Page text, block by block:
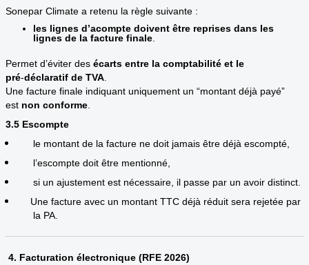
Sonepar Climate a retenu la règle suivante :
les lignes d’acompte doivent être reprises dans les
lignes de la facture finale
Permet d’éviter des écarts entre la comptabilité et le
pré‑déclaratif de TVA
Une facture finale indiquant uniquement un “montant déjà payé”
est non conforme
3.5 Escompte
le montant de la facture ne doit jamais être déjà escompté,
l’escompte doit être mentionné,
si un ajustement est nécessaire, il passe par un avoir distinct.
Une facture avec un montant TTC déjà réduit sera rejetée par
la PA.
4. Facturation électronique (RFE 2026)